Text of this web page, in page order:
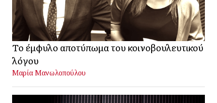
Το έμφυλο αποτύπωμα του κοινοβουλευτικού
λόγου
Μαρία Μανωλοπούλου